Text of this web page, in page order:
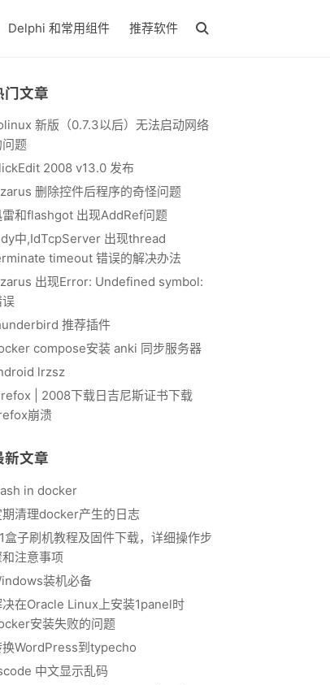
Delphi 和常用组件 推荐软件
门文章
新版（0.7.3以后）无法启动网络
问题
2008 v13.0 发布
删除控件后程序的奇怪问题
雷和flashgot 出现AddRef问题
中,IdTcpServer 出现thread
timeout 错误的解决办法
出现Error: Undefined symbol:
误
推荐插件
compose安装 anki 同步服务器
lrzsz
| 2008下载日吉尼斯证书下载
崩溃
新文章
in docker
期清理docker产生的日志
盒子刷机教程及固件下载，详细操作步
和注意事项
装机必备
决在Oracle Linux上安装1panel时
安装失败的问题
换WordPress到typecho
中文显示乱码